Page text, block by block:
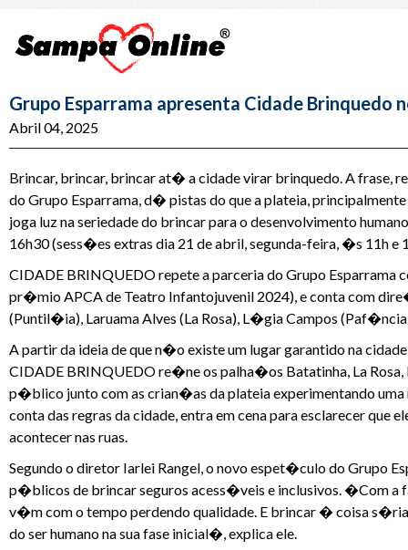
Grupo Esparrama apresenta Cidade Brinquedo
Abril 04, 2025
Brincar, brincar, brincar at� a cidade virar brinquedo. A frase,
do Grupo Esparrama, d� pistas do que a plateia,
joga luz na seriedade do brincar para o desenvolvimento
16h30 (sess�es extras dia 21 de abril, segunda-feira, �s 11h e
CIDADE BRINQUEDO repete a parceria do Grupo Esparrama
pr�mio APCA de Teatro Infantojuvenil 2024), e conta com
(Puntil�ia), Laruama Alves (La Rosa), L�gia Campos
A partir da ideia de que n�o existe um lugar garantido na
CIDADE BRINQUEDO re�ne os palha�os Batatinha, La
p�blico junto com as crian�as da plateia experimentando
conta das regras da cidade, entra em cena para esclarecer
acontecer nas ruas.
Segundo o diretor Iarlei Rangel, o novo espet�culo do Grupo
p�blicos de brincar seguros acess�veis e inclusivos. �Com
v�m com o tempo perdendo qualidade. E brincar � coisa
do ser humano na sua fase inicial�, explica ele.